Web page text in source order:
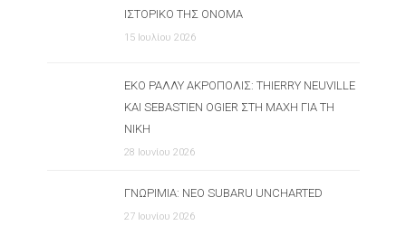
ΙΣΤΟΡΙΚΌ ΤΗΣ ΌΝΟΜΑ
15 Ιουλίου 2026
ΕΚΟ ΡΆΛΛΥ ΑΚΡΌΠΟΛΙΣ: THIERRY NEUVILLE
ΚΑΙ SEBASTIEN OGIER ΣΤΗ ΜΆΧΗ ΓΙΑ ΤΗ
ΝΊΚΗ
28 Ιουνίου 2026
ΓΝΩΡΙΜΊΑ: ΝΈΟ SUBARU UNCHARTED
27 Ιουνίου 2026